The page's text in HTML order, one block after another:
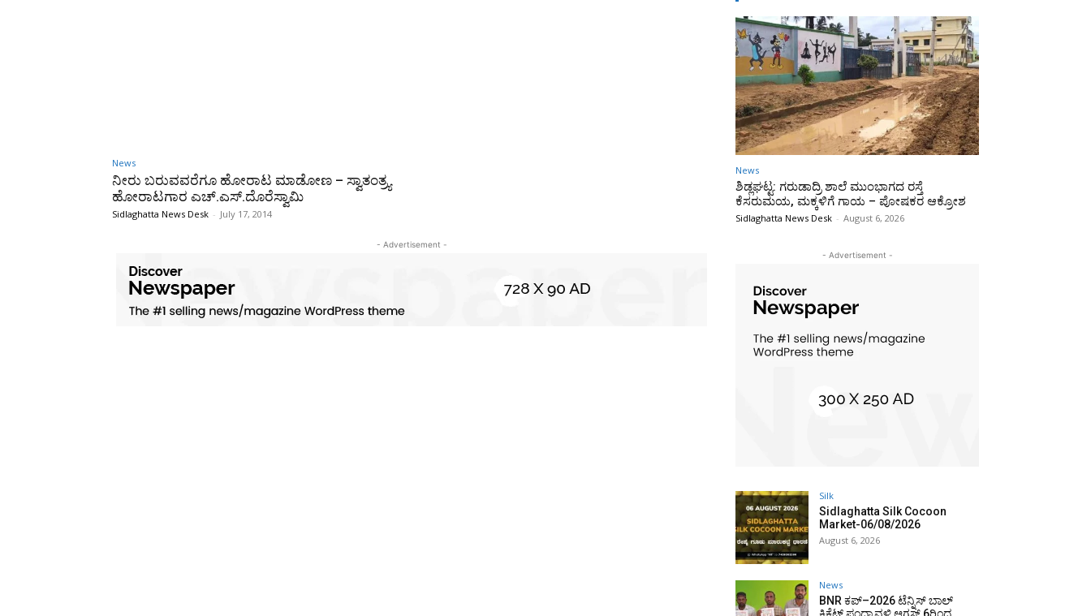
News
ನೀರು ಬರುವವರೆಗೂ ಹೋರಾಟ ಮಾಡೋಣ – ಸ್ವಾತಂತ್ರ್ಯ
ಹೋರಾಟಗಾರ ಎಚ್‌.ಎಸ್‌.ದೊರೆಸ್ವಾಮಿ
Sidlaghatta News Desk - July 17, 2014
- Advertisement -
News
ಶಿಡ್ಲಘಟ್ಟ: ಗರುಡಾದ್ರಿ ಶಾಲೆ ಮುಂಭಾಗದ ರಸ್ತೆ
ಕೆಸರುಮಯ, ಮಕ್ಕಳಿಗೆ ಗಾಯ – ಪೋಷಕರ ಆಕ್ರೋಶ
Sidlaghatta News Desk - August 6, 2026
- Advertisement -
Silk
Sidlaghatta Silk Cocoon
Market-06/08/2026
August 6, 2026
News
BNR ಕಪ್–2026 ಟೆನ್ನಿಸ್ ಬಾಲ್